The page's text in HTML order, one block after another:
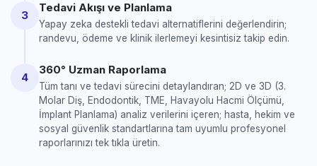
3
Tedavi Akışı ve Planlama
Yapay zeka destekli tedavi alternatiflerini değerlendirin;
randevu, ödeme ve klinik ilerlemeyi kesintisiz takip edin.
4
360° Uzman Raporlama
Tüm tanı ve tedavi sürecini detaylandıran; 2D ve 3D (3.
Molar Diş, Endodontik, TME, Havayolu Hacmi Ölçümü,
İmplant Planlama) analiz verilerini içeren; hasta, hekim ve
sosyal güvenlik standartlarına tam uyumlu profesyonel
raporlarınızı tek tıkla üretin.